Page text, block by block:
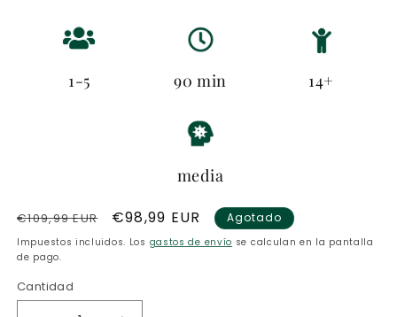
1-5 90 min 14+
media
Precio
habitual
€109,99 EUR
Precio
de
€98,99 EUR Agotado
Impuestos incluidos. Los gastos de envío se calculan en la pantalla
de pago.
Cantidad